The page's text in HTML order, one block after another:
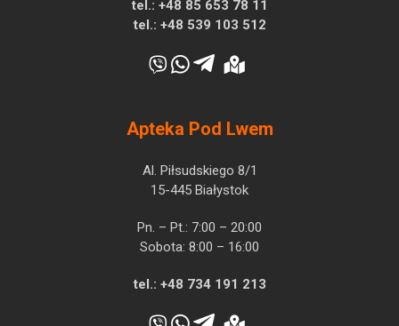
tel.: +48 85 653 78 11
tel.: +48 539 103 512
Apteka Pod Lwem
Al. Piłsudskiego 8/1
15-445 Białystok
Pn. – Pt.: 7:00 – 20:00
Sobota: 8:00 – 16:00
tel.: +48 734 191 213